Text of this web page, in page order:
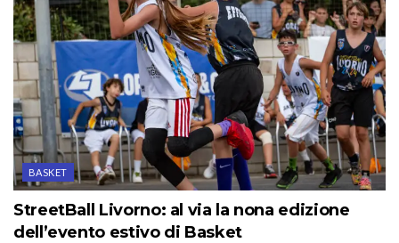
BASKET
StreetBall Livorno: al via la nona edizione
dell’evento estivo di Basket